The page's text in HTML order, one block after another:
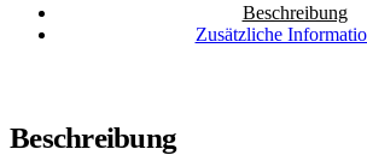
Beschreibung
Zusätzliche
Beschreibung